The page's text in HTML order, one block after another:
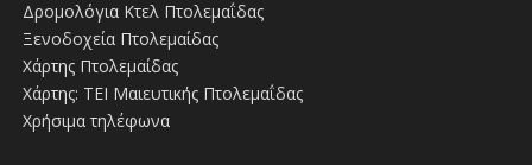
Δρομολόγια Κτελ Πτολεμαΐδας
Ξενοδοχεία Πτολεμαίδας
Χάρτης Πτολεμαίδας
Χάρτης: ΤΕΙ Μαιευτικής Πτολεμαΐδας
Χρήσιμα τηλέφωνα